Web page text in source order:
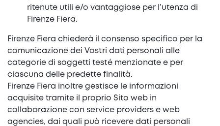
ritenute utili e/o vantaggiose per l’utenza di
Firenze Fiera.
Firenze Fiera chiederà il consenso specifico per la
comunicazione dei Vostri dati personali alle
categorie di soggetti testé menzionate e per
ciascuna delle predette finalità.
Firenze Fiera inoltre gestisce le informazioni
acquisite tramite il proprio Sito web in
collaborazione con service providers e web
agencies, dai quali può ricevere dati personali